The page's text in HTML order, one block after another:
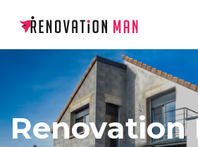
Renovation